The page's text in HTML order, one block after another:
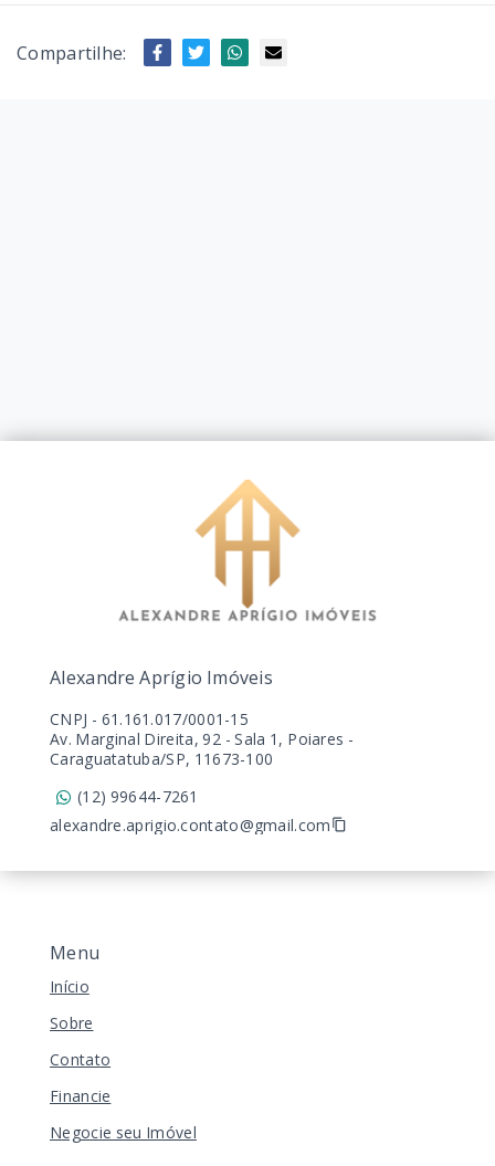
Compartilhe:
Menu
Início
Sobre
Contato
Financie
Negocie seu Imóvel
Alexandre Aprígio Imóveis
CNPJ - 61.161.017/0001-15
Av. Marginal Direita, 92 - Sala 1, Poiares -
Caraguatatuba/SP, 11673-100
(12) 99644-7261
alexandre.aprigio.contato@gmail.com